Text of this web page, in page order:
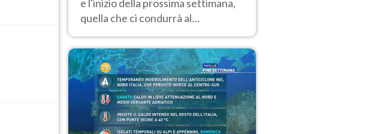
e l'inizio della prossima settimana,
quella che ci condurrà al
temperature molto elevate